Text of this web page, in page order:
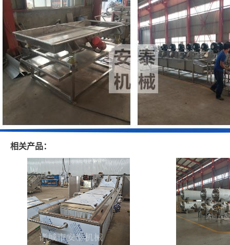
相关产品：